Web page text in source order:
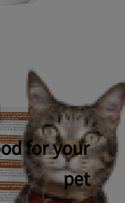
for your
pet